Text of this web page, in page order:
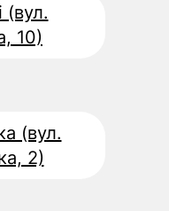
(вул.
10)
(вул.
2)